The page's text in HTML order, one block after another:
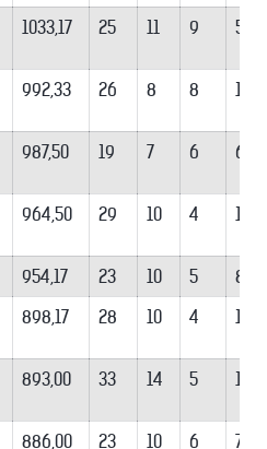
1033,17 25 11 9 5
992,33 26 8 8 10
987,50 19 7 6 6
964,50 29 10 4 15
954,17 23 10 5
8
898,17 28 10 4 14
893,00 33 14 5 14
886,00 23 10 6 7